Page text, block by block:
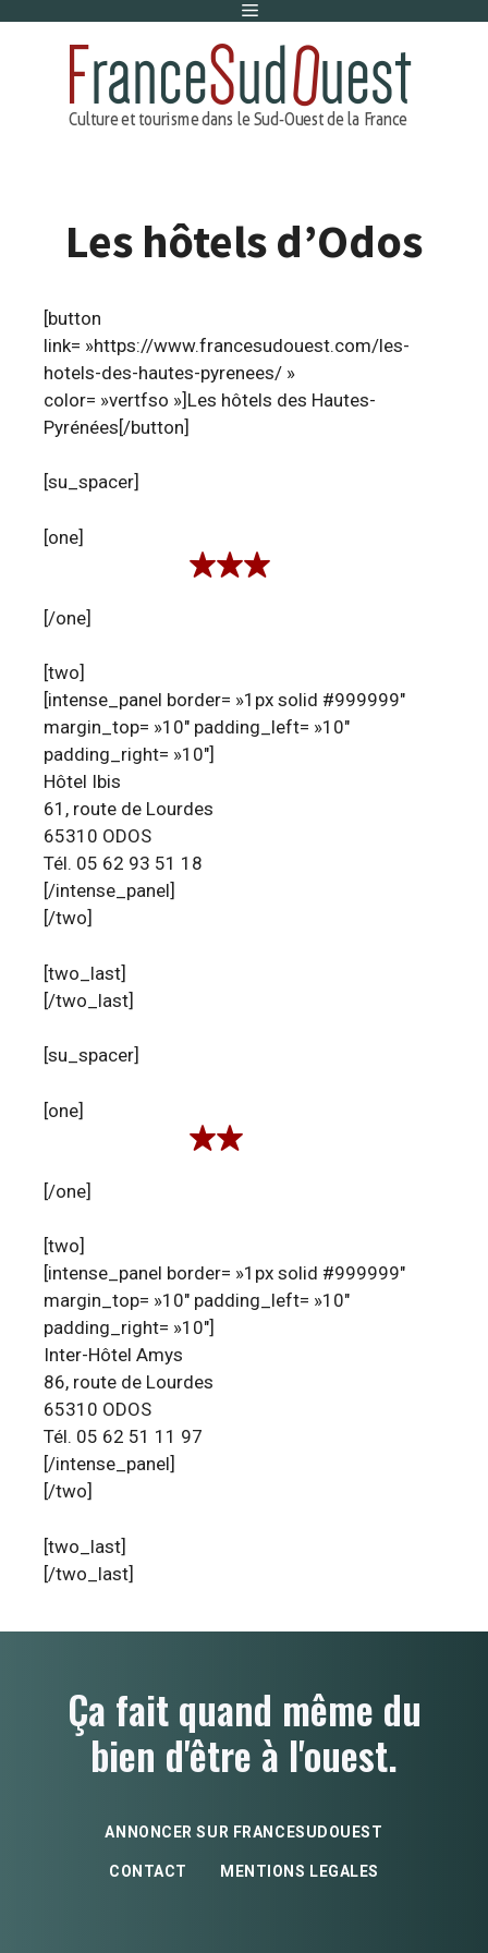
Menu
Les hôtels d’Odos
[button
link= »https://www.francesudouest.com/les-
hotels-des-hautes-pyrenees/ »
color= »vertfso »]Les hôtels des Hautes-
Pyrénées[/button]
[su_spacer]
[one]
[/one]
[two]
[intense_panel border= »1px solid #999999″
margin_top= »10″ padding_left= »10″
padding_right= »10″]
Hôtel Ibis
61, route de Lourdes
65310 ODOS
Tél. 05 62 93 51 18
[/intense_panel]
[/two]
[two_last]
[/two_last]
[su_spacer]
[one]
[/one]
[two]
[intense_panel border= »1px solid #999999″
margin_top= »10″ padding_left= »10″
padding_right= »10″]
Inter-Hôtel Amys
86, route de Lourdes
65310 ODOS
Tél. 05 62 51 11 97
[/intense_panel]
[/two]
[two_last]
[/two_last]
Ça fait quand même du
bien d'être à l'ouest.
ANNONCER SUR FRANCESUDOUEST
CONTACT MENTIONS LEGALES